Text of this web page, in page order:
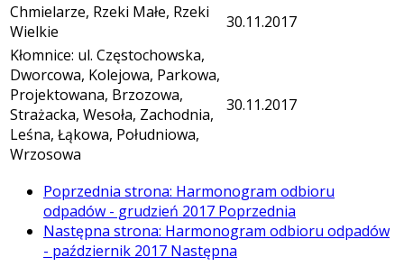
Chmielarze, Rzeki Małe, Rzeki
Wielkie
30.11.2017
Kłomnice: ul. Częstochowska,
Dworcowa, Kolejowa, Parkowa,
Projektowana, Brzozowa,
Strażacka, Wesoła, Zachodnia,
Leśna, Łąkowa, Południowa,
Wrzosowa
30.11.2017
Poprzednia strona: Harmonogram odbioru
odpadów - grudzień 2017 Poprzednia
Następna strona: Harmonogram odbioru odpadów
- październik 2017 Następna